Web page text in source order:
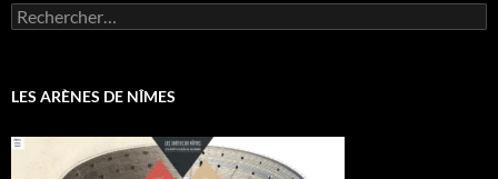
Rechercher :
LES ARÈNES DE NÎMES